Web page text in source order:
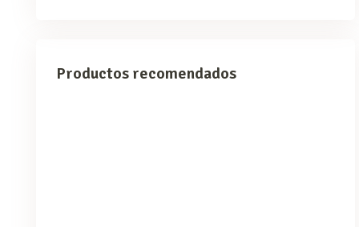
Productos recomendados